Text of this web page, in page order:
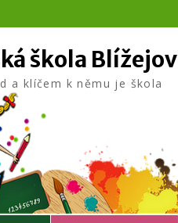
škola Blížejov
a klíčem k němu je škola